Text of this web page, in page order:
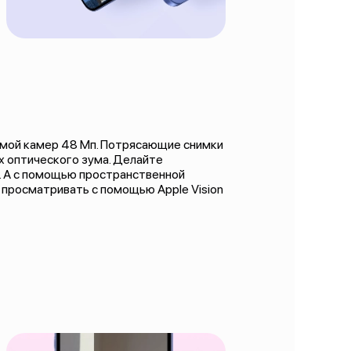
камер 48 Мп. Потрясающие снимки
зума. Делайте
А с помощью пространственной
с помощью Apple Vision